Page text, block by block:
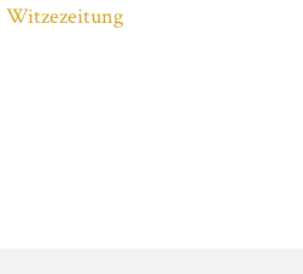
Witzezeitung